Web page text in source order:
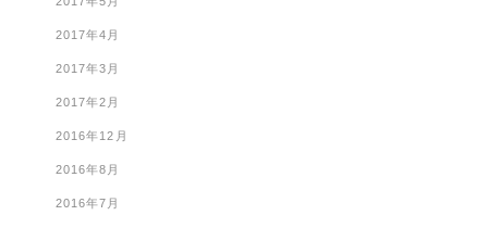
2017年4月
2017年3月
2017年2月
2016年12月
2016年8月
2016年7月